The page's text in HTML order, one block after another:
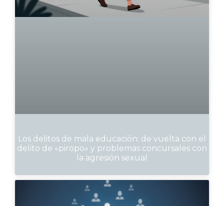
Los delitos de mala educación: de vuelta con el
delito de «piropo» y problemas concursales con
la agresión sexual